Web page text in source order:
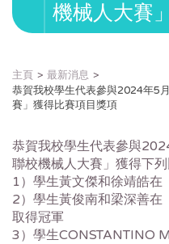
機械人大賽
主頁
最新消息
恭賀我校學生代表參與2024年5
賽」獲得比賽項目獎項
恭賀我校學生代表參與
聯校機械人大賽」獲得下列
1）學生黃文傑和徐靖皓在
2）學生黃俊南和梁深善在
取得冠軍
3）學生CONSTANTINO